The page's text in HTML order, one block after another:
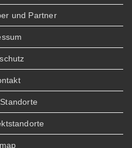
und Partner